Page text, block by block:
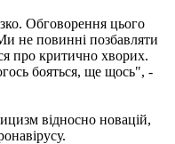
Обговорення цього
не повинні позбавляти
про критично хворих.
бояться, ще щось", -
відносно новацій,